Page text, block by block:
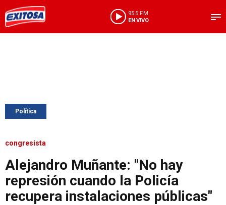
95.5 FM
EN VIVO
Política
congresista
Alejandro Muñante: "No hay
represión cuando la Policía
recupera instalaciones públicas"